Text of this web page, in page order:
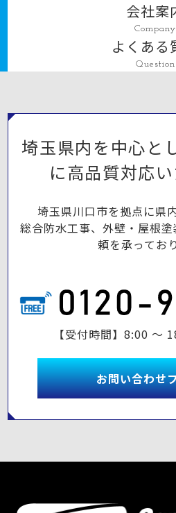
会社案
Company
よくある
Question
埼玉県内を中心と
に高品質対応い
埼玉県川口市を拠点に県
総合防水工事、外壁・屋根
頼を承ってお
【受付時間】8:00 ～
お問い合わせ